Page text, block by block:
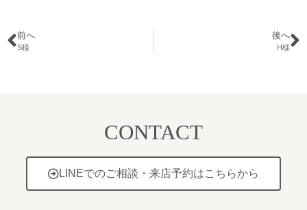
前へ
S様
後へ
H様
CONTACT
LINEでのご相談・来店予約はこちらから